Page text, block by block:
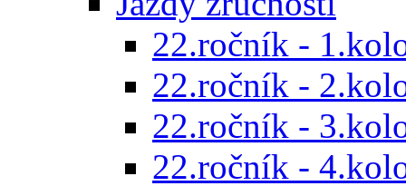
22.ročník -
22.ročník -
22.ročník -
22.ročník -